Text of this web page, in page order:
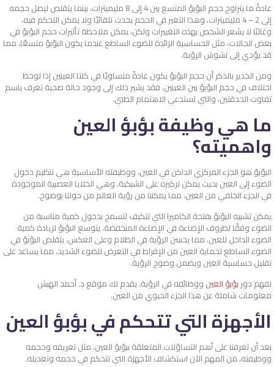
عادةً ما يتراوح حجم البؤبؤ المتسع بين 4 إلى 8 مليميترات، بينما يتقلص ليصل حجمه
إلى 2 – 4 مليميترات، وهذا التغير في الحجم يحدث تلقائيًا ولا يمكن التحكم فيه،
وغالبًا لا يشعر الشخص بهذه التغييرات ولكن، يمكن ملاحظة تأثيرات حجم البؤبؤ في
بعض الحالات، مثل الحساسية الزائدة للضوء الساطع عندما يكون البؤبؤ متسعًا، مما
قد يؤدي إلى تشوش الرؤية.
ومن الجدير بالذكر أن حجم البؤبؤ يكون عادةً متساويًا في كلتا العينين إذا لوحظ
اختلاف في حجم البؤبؤ بين العينين، فقد يشير ذلك إلى وجود حالة صحية تعرف باسم
تفاوت الحدقتين، والتي تستدعي الاهتمام الطبي.
ما هي وظيفة بؤبؤ العين
واهميته؟
البؤبؤ هو الجزء المركزي الداكن في العين، ووظيفته الأساسية هي تنظيم دخول
الضوء إلى العين بحيث يمكن تركيزه على الشبكية، وهي الخلايا العصبية الموجودة
في الجزء الخلفي من العين، مما يمكننا من رؤية العالم من حولنا بوضوح.
يمكن تشبيه البؤبؤ بفتحة الكاميرا التي تتكيف لتسمح بدخول كمية مناسبة من
الضوء وفقًا لظروف الإضاءة في الإضاءة المنخفضة، يتوسع البؤبؤ لزيادة كمية
الضوء الداخل للعين، مما يحسن الرؤية في الظلام وعلى العكس، يتقلص البؤبؤ في
الضوء الساطع لحماية العين من الإفراط في التعرض للضوء الشديد، مما يساعد على
تقليل حساسية العين ويضمن وضوح الرؤية.
لفهم دور بؤبؤ العين ووظائفه في الرؤية، يقدم لك موقع د. أحمد الهبش
معلومات شاملة عن هذا الجزء الحيوي من العين.
الأجهزة التي تتحكم في بؤبؤ العين
بعد أن تعرفنا على أهم التساؤلات المتعلقة ببؤبؤ العين، مثل تعريفه وحجمه
ووظيفته، من المهم الآن استكشاف الأجهزة التي تتحكم في حجمه وتعديله.